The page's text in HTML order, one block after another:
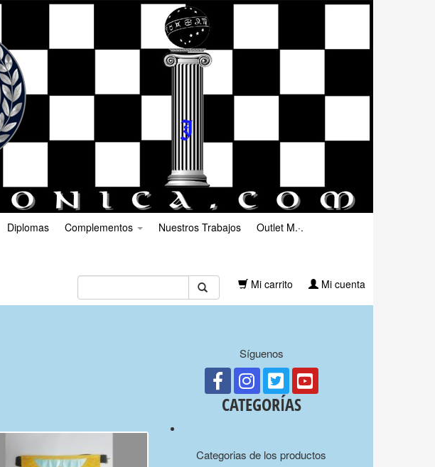
Diplomas Complementos Nuestros Trabajos
Outlet M.·.
Mi carrito
Mi cuenta
Síguenos
CATEGORÍAS
Categorias de los productos